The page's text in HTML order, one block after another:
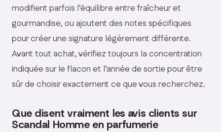
modifient parfois l’équilibre entre fraîcheur et
gourmandise, ou ajoutent des notes spécifiques
pour créer une signature légèrement différente.
Avant tout achat, vérifiez toujours la concentration
indiquée sur le flacon et l’année de sortie pour être
sûr de choisir exactement ce que vous recherchez.
Que disent vraiment les avis clients sur
Scandal Homme en parfumerie